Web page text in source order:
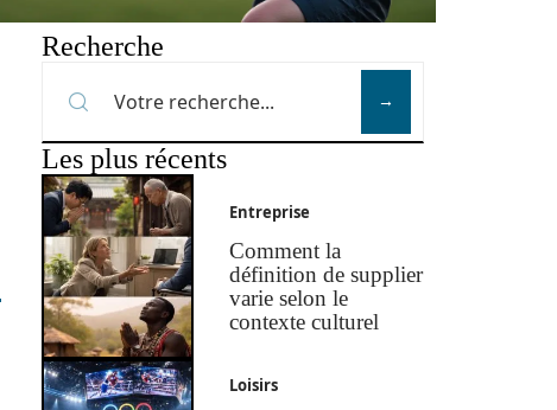
Recherche
Les plus récents
Entreprise
Comment la
définition de supplier
varie selon le
contexte culturel
Loisirs